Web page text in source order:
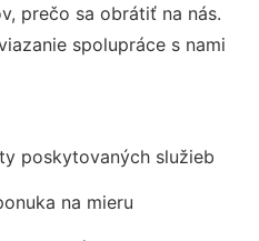
prečo sa obrátiť na nás.
spolupráce s nami
poskytovaných služieb
na mieru